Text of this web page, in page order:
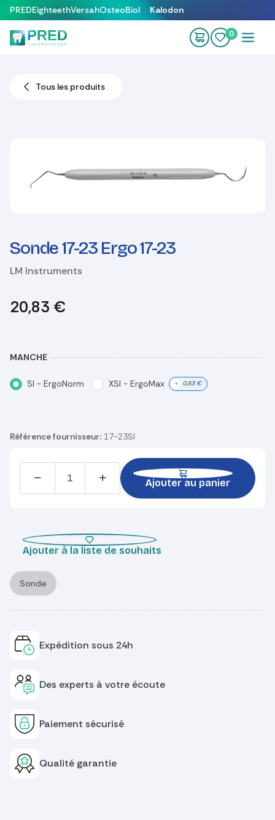
Se rendre au contenu
PREDEighteethVersahOsteoBiol Kalodon
0
Tous les produits
Sonde 17-23 Ergo 17-23
LM Instruments
20,83 €
MANCHE
SI - ErgoNorm XSI - ErgoMax + 0,83€
Référence fournisseur: 17-23SI
Ajouter au panier
Ajouter à la liste de souhaits
Sonde
Expédition sous 24h
Des experts à votre écoute
Paiement sécurisé
Qualité garantie